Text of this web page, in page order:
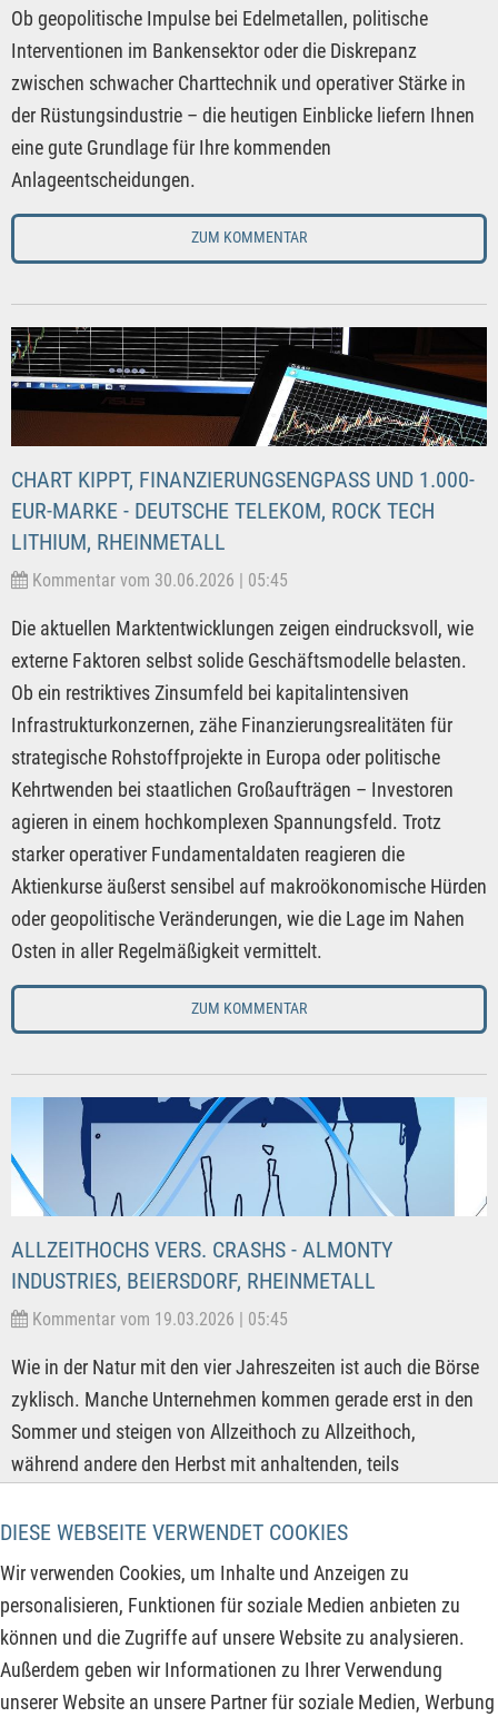
DIESE WEBSEITE VERWENDET COOKIES
Wir verwenden Cookies, um Inhalte und Anzeigen zu
personalisieren, Funktionen für soziale Medien anbieten zu
können und die Zugriffe auf unsere Website zu analysieren.
Außerdem geben wir Informationen zu Ihrer Verwendung
unserer Website an unsere Partner für soziale Medien, Werbung
Ob geopolitische Impulse bei Edelmetallen, politische
Interventionen im Bankensektor oder die Diskrepanz
zwischen schwacher Charttechnik und operativer Stärke in
der Rüstungsindustrie – die heutigen Einblicke liefern Ihnen
eine gute Grundlage für Ihre kommenden
Anlageentscheidungen.
ZUM KOMMENTAR
CHART KIPPT, FINANZIERUNGSENGPASS UND 1.000-
EUR-MARKE - DEUTSCHE TELEKOM, ROCK TECH
LITHIUM, RHEINMETALL
Kommentar vom 30.06.2026 | 05:45
Die aktuellen Marktentwicklungen zeigen eindrucksvoll, wie
externe Faktoren selbst solide Geschäftsmodelle belasten.
Ob ein restriktives Zinsumfeld bei kapitalintensiven
Infrastrukturkonzernen, zähe Finanzierungsrealitäten für
strategische Rohstoffprojekte in Europa oder politische
Kehrtwenden bei staatlichen Großaufträgen – Investoren
agieren in einem hochkomplexen Spannungsfeld. Trotz
starker operativer Fundamentaldaten reagieren die
Aktienkurse äußerst sensibel auf makroökonomische Hürden
oder geopolitische Veränderungen, wie die Lage im Nahen
Osten in aller Regelmäßigkeit vermittelt.
ZUM KOMMENTAR
ALLZEITHOCHS VERS. CRASHS - ALMONTY
INDUSTRIES, BEIERSDORF, RHEINMETALL
Kommentar vom 19.03.2026 | 05:45
Wie in der Natur mit den vier Jahreszeiten ist auch die Börse
zyklisch. Manche Unternehmen kommen gerade erst in den
Sommer und steigen von Allzeithoch zu Allzeithoch,
während andere den Herbst mit anhaltenden, teils
andere sich sinnbildlich im Winter befinden und gerade den
Boden für neues Wachstum im kommenden Frühling bilden.
Entsprechend jeder Phase lohnt die Börse immer und es liegt
im Auge des Investors, wie dieser die Unternehmenslage
einschätzt und in welcher Jahreszeit sich die Aktie befindet.
Drei aktuelle und interessante Beispiele zeigen, wo